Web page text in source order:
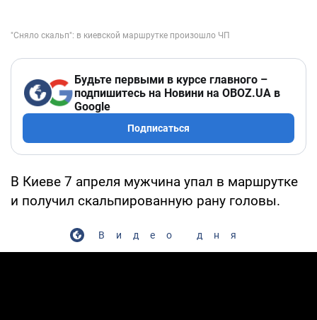
Будьте первыми в курсе главного –
подпишитесь на Новини на OBOZ.UA в
Google
Подписаться
В Киеве 7 апреля мужчина упал в маршрутке
и получил скальпированную рану головы.
Видео дня